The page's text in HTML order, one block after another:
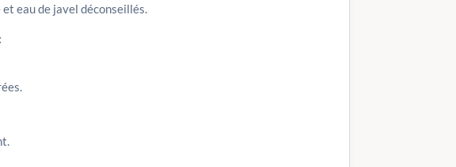
eau de javel déconseillés.